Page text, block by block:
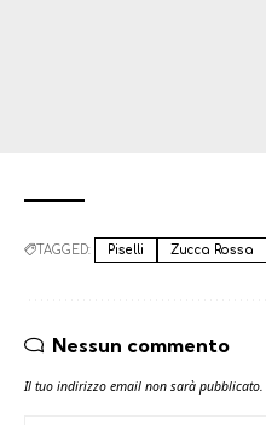
TAGGED: Piselli Zucca Rossa
Nessun commento
Il tuo indirizzo email non sarà pubblicato.